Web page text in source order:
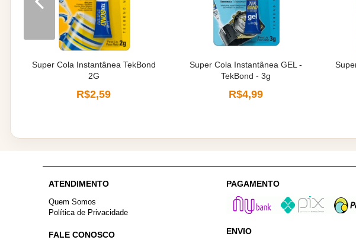
Super Cola Instantânea TekBond
2G
R$2,59
Super Cola Instantânea GEL -
TekBond - 3g
R$4,99
ATENDIMENTO
Quem Somos
Política de Privacidade
FALE CONOSCO
PAGAMENTO
ENVIO